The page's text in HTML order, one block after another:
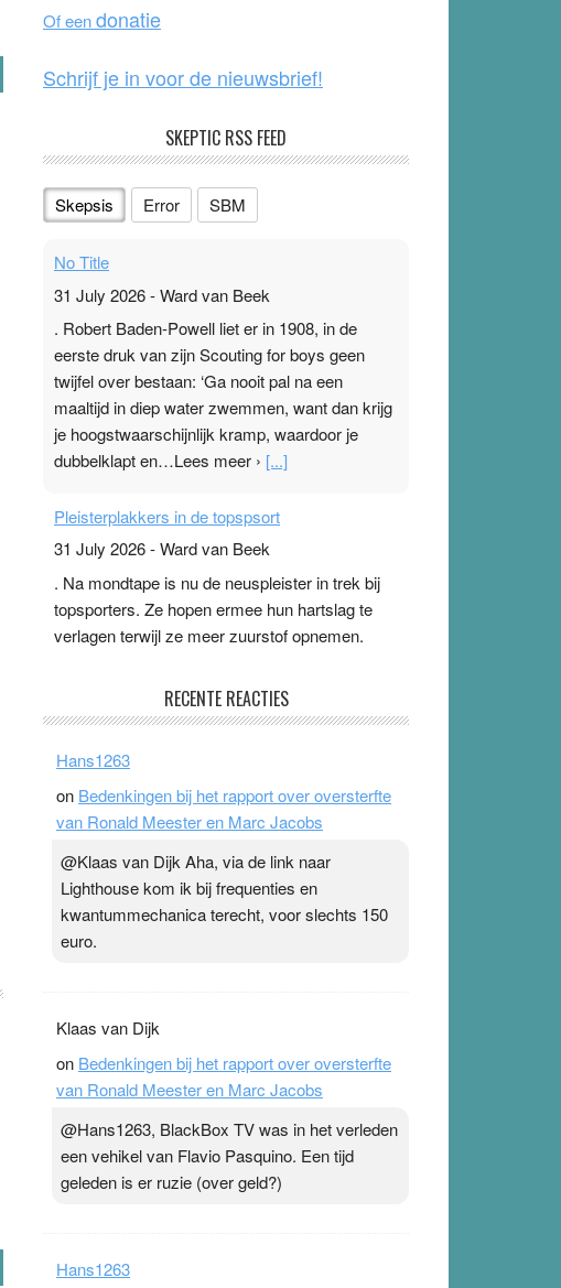
k
Of eendonatie
Schrijf je in voor de nieuwsbrief!
SKEPTIC RSS FEED
Skepsis Error SBM
No Title
31 July 2026-Ward van Beek
. Robert Baden-Powell liet er in 1908, in de
eerste druk van zijn Scouting for boys geen
twijfel over bestaan: ‘Ga nooit pal na een
maaltijd in diep water zwemmen, want dan krijg
je hoogstwaarschijnlijk kramp, waardoor je
dubbelklapt en…Lees meer › [...]
Pleisterplakkers in de topspsort
31 July 2026-Ward van Beek
. Na mondtape is nu de neuspleister in trek bij
topsporters. Ze hopen ermee hun hartslag te
verlagen terwijl ze meer zuurstof opnemen.
gevoel ‘makkelijker te ademen’ kan goud waard
zijn. Door…Lees meer Pleisterplakkers in de
Ype & Ionica zijn skeptisch
3 August 2026-Ward van Beek
. Ook in het zomernummer van Skepter zijn
Ype en Ionica weer skeptisch …[...]
RECENTE REACTIES
Hans1263
onBedenkingen bij het rapport over oversterfte
van Ronald Meester en Marc Jacobs
kwantummechanica terecht, voor slechts 150
euro.
Klaas van Dijk
onBedenkingen bij het rapport over oversterfte
een vehikel van Flavio Pasquino. Een tijd